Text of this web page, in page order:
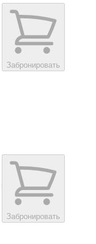
Забронировать
Забронировать